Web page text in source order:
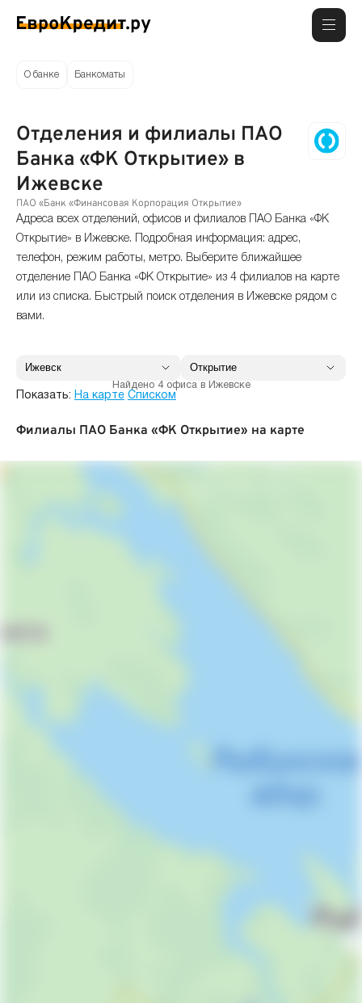
О банке Банкоматы
Отделения и филиалы ПАО
Банка «ФК Открытие» в
Ижевске
ПАО «Банк «Финансовая Корпорация Открытие»
Адреса всех отделений, офисов и филиалов ПАО Банка «ФК
Открытие» в Ижевске. Подробная информация: адрес,
телефон, режим работы, метро. Выберите ближайшее
отделение ПАО Банка «ФК Открытие» из 4 филиалов на карте
или из списка. Быстрый поиск отделения в Ижевске рядом с
вами.
Найдено 4 офиса в Ижевске
Показать: На карте Списком
Филиалы ПАО Банка «ФК Открытие» на карте